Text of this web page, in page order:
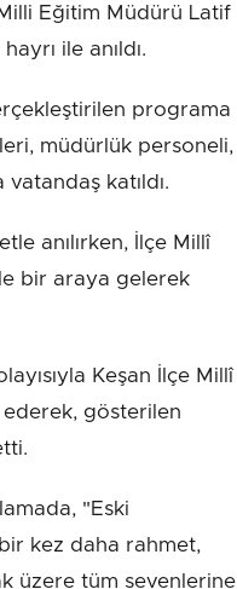
Eğitim Müdürü Latif
ile anıldı.
programa
müdürlük personeli,
katıldı.
anılırken, İlçe Millî
bir araya gelerek
Keşan İlçe Millî
gösterilen
"Eski
kez daha rahmet,
üzere tüm sevenlerine